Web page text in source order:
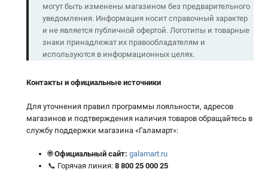
могут быть изменены магазином без предварительного
уведомления. Информация носит справочный характер
и не является публичной офертой. Логотипы и товарные
знаки принадлежат их правообладателям и
используются в информационных целях.
Контакты и официальные источники
Для уточнения правил программы лояльности, адресов
магазинов и подтверждения наличия товаров обращайтесь в
службу поддержки магазина «Галамарт»:
🌐Официальный сайт: galamart.ru
📞 Горячая линия: 8 800 25 000 25